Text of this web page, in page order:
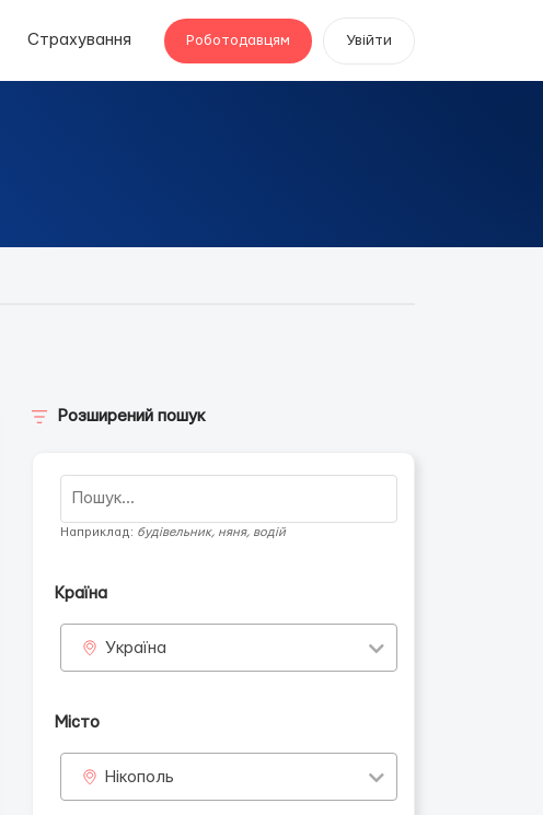
Страхування Роботодавцям Увійти
Розширений пошук
Наприклад: будівельник, няня, водій
Країна
Україна
Місто
Нікополь